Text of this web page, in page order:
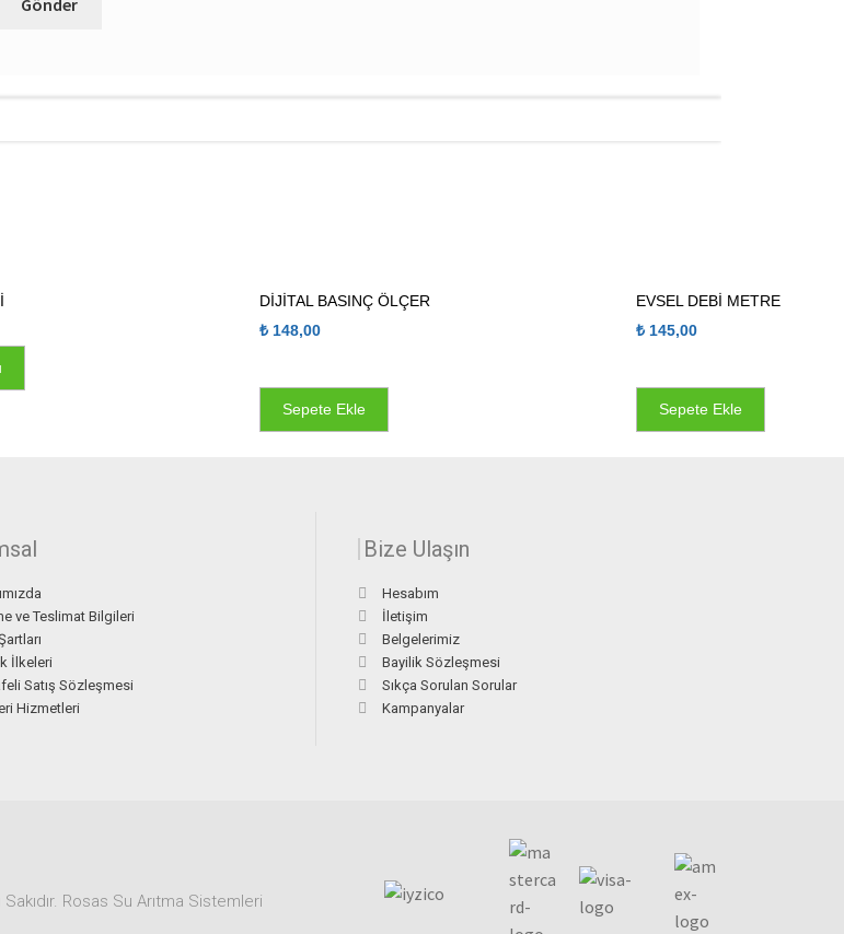
DİJİTAL BASINÇ ÖLÇER
₺ 148,00
Sepete Ekle
EVSEL DEBİ METRE
₺ 145,00
Sepete Ekle
ve Teslimat Bilgileri
İlkeleri
Satış Sözleşmesi
Hizmetleri
Bize Ulaşın
Hesabım
İletişim
Belgelerimiz
Bayilik Sözleşmesi
Sıkça Sorulan Sorular
Kampanyalar
Rosas Su Arıtma Sistemleri